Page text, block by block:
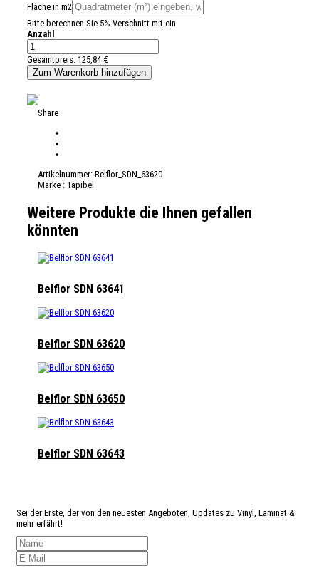
Fläche in m2
Bitte berechnen Sie 5% Verschnitt mit ein
Anzahl
Gesamtpreis: 125,84 €
Share
Artikelnummer: Belflor_SDN_63620
Marke : Tapibel
Weitere Produkte die Ihnen gefallen
könnten
Belflor SDN 63641
Belflor SDN 63620
Belflor SDN 63650
Belflor SDN 63643
Sei der Erste, der von den neuesten Angeboten, Updates zu Vinyl, Laminat &
mehr erfährt!